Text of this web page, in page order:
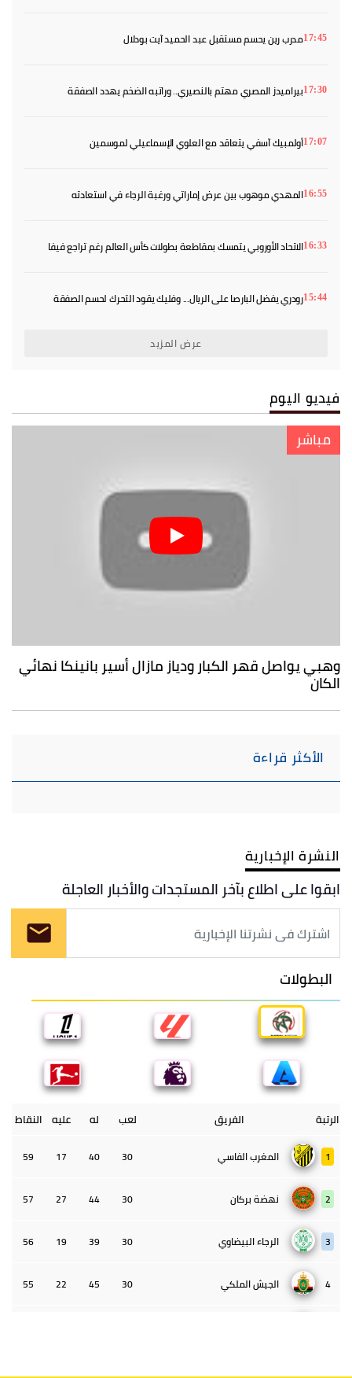
17:45مدرب رين يحسم مستقبل عبد الحميد آيت بودلال
17:30بيراميدز المصري مهتم بالنصيري.. وراتبه الضخم يهدد الصفقة
17:07أولمبيك آسفي يتعاقد مع العلوي الإسماعيلي لموسمين
16:55المهدي موهوب بين عرض إماراتي ورغبة الرجاء في استعادته
16:33الاتحاد الأوروبي يتمسك بمقاطعة بطولات كأس العالم رغم تراجع فيفا
15:44رودري يفضل البارصا على الريال... وفليك يقود التحرك لحسم الصفقة
عرض المزيد
فيديو اليوم
مباشر
وهبي يواصل قهر الكبار ودياز مازال أسير بانينكا نهائي
الكان
الأكثر قراءة
النشرة الإخبارية
ابقوا على اطلاع بآخر المستجدات والأخبار العاجلة
البطولات
الرتبة الفريق لعب له عليه النقاط
1 المغرب الفاسي 30
40
17
59
2 نهضة بركان 30
44
27
57
3 الرجاء البيضاوي 30
39
19
56
4 الجيش الملكي 30
45
22
55